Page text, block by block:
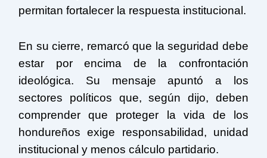
permitan fortalecer la respuesta institucional.
En su cierre, remarcó que la seguridad debe
estar por encima de la confrontación
ideológica. Su mensaje apuntó a los
sectores políticos que, según dijo, deben
comprender que proteger la vida de los
hondureños exige responsabilidad, unidad
institucional y menos cálculo partidario.